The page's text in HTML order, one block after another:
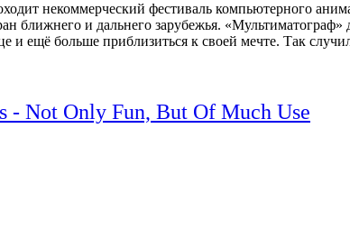
некоммерческий фестиваль компьютерного
ближнего и дальнего зарубежья.
и ещё больше приблизиться к своей мечте. Так
- Not Only Fun, But Of Much Use